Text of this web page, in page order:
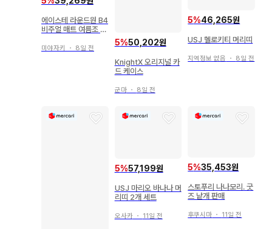
에이스테 라운드원 B4
비주얼 매트 여름조 특
미야자키 ・ 8일 전
5%50,202원
KnightX 오리지널 카
드 케이스
군마・ 8일 전
5%46,265원
USJ 헬로키티 머리띠
지역정보 없음 ・ 8일 전
5%57,199원
USJ 마리오 바나나 머
리띠 2개 세트
오사카・ 11일 전
5%35,453원
스토푸리 나나모리. 굿
즈 낱개 판매
후쿠시마 ・ 11일 전